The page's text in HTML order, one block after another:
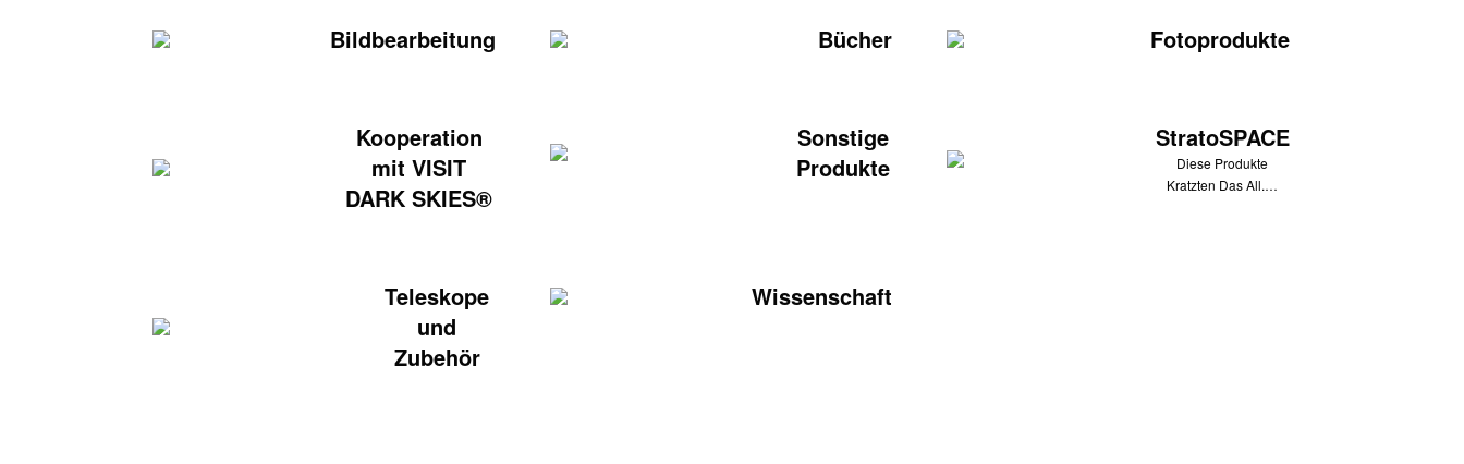
Bildbearbeitung Bücher Fotoprodukte
Kooperation
mit VISIT
DARK SKIES®
Sonstige
Produkte
StratoSPACE
Diese Produkte
Kratzten Das All.…
Teleskope
und
Zubehör
Wissenschaft